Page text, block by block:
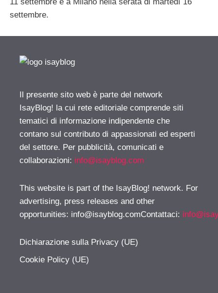
settembre.
Il presente sito web è parte del network
IsayBlog! la cui rete editoriale comprende siti
tematici di informazione indipendente che
contano sul contributo di appassionati ed esperti
del settore. Per pubblicità, comunicati e
collaborazioni: info@isayblog.com
This website is part of the IsayBlog! network. For
advertising, press releases and other
opportunities: info@isayblog.comContattaci:
Dichiarazione sulla Privacy (UE)
Cookie Policy (UE)